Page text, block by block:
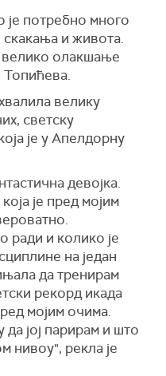
потребно много
скакања и живота.
олакшање
Топићева.
велику
светску
је у Апелдорну
девојка.
је пред мојим
ради и колико је
на један
да тренирам
рекорд икада
мојим очима.
јој парирам и што
нивоу", рекла је